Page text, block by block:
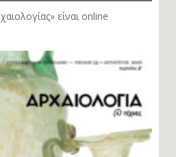
είναι online